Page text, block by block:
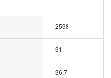
2598
31
36,7